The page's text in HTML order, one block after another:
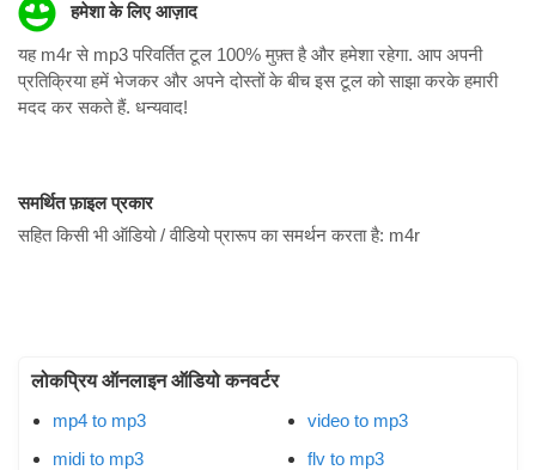
हमेशा के लिए आज़ाद
यह m4r से mp3 परिवर्तित टूल 100% मुफ़्त है और हमेशा रहेगा. आप अपनी
प्रतिक्रिया हमें भेजकर और अपने दोस्तों के बीच इस टूल को साझा करके हमारी
मदद कर सकते हैं. धन्यवाद!
समर्थित फ़ाइल प्रकार
सहित किसी भी ऑडियो / वीडियो प्रारूप का समर्थन करता है: m4r
लोकप्रिय ऑनलाइन ऑडियो कनवर्टर
mp4 to mp3
midi to mp3
video to mp3
flv to mp3